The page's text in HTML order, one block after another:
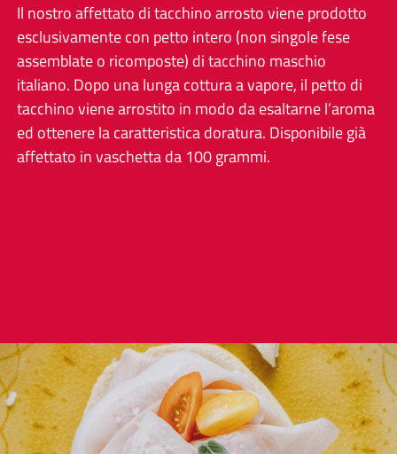
Il nostro affettato di tacchino arrosto viene prodotto
esclusivamente con petto intero (non singole fese
assemblate o ricomposte) di tacchino maschio
italiano. Dopo una lunga cottura a vapore, il petto di
tacchino viene arrostito in modo da esaltarne l’aroma
ed ottenere la caratteristica doratura. Disponibile già
affettato in vaschetta da 100 grammi.